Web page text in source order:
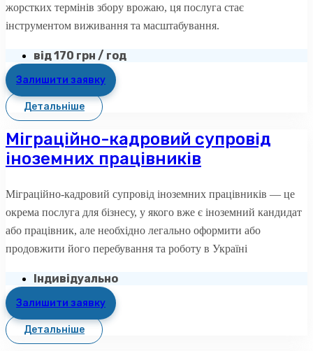
жорстких термінів збору врожаю, ця послуга стає
інструментом виживання та масштабування.
від 170 грн / год
Залишити заявку
Детальніше
Міграційно-кадровий супровід
іноземних працівників
Міграційно-кадровий супровід іноземних працівників — це
окрема послуга для бізнесу, у якого вже є іноземний кандидат
або працівник, але необхідно легально оформити або
продовжити його перебування та роботу в Україні
Індивідуально
Залишити заявку
Детальніше